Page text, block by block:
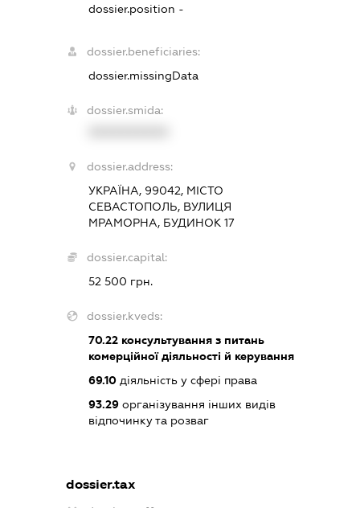
dossier.position -
dossier.beneficiaries:
dossier.missingData
dossier.smida:
dossier.address:
УКРАЇНА, 99042, МІСТО
СЕВАСТОПОЛЬ, ВУЛИЦЯ
МРАМОРНА, БУДИНОК 17
dossier.capital:
52 500 грн.
dossier.kveds:
70.22консультування з питань
комерційної діяльності й керування
69.10діяльність у сфері права
93.29організування інших видів
відпочинку та розваг
dossier.tax